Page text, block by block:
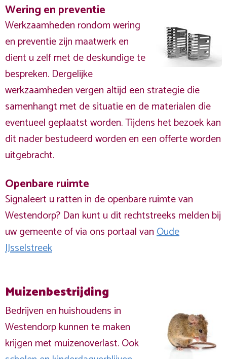
Wering en preventie
Werkzaamheden rondom wering
en preventie zijn maatwerk en
dient u zelf met de deskundige te
bespreken. Dergelijke
werkzaamheden vergen altijd een strategie die
samenhangt met de situatie en de materialen die
eventueel geplaatst worden. Tijdens het bezoek kan
dit nader bestudeerd worden en een offerte worden
uitgebracht.
Openbare ruimte
Signaleert u ratten in de openbare ruimte van
Westendorp? Dan kunt u dit rechtstreeks melden bij
uw gemeente of via ons portaal vanOude
IJsselstreek
Muizenbestrijding
Bedrijven en huishoudens in
Westendorp kunnen te maken
krijgen met muizenoverlast. Ook